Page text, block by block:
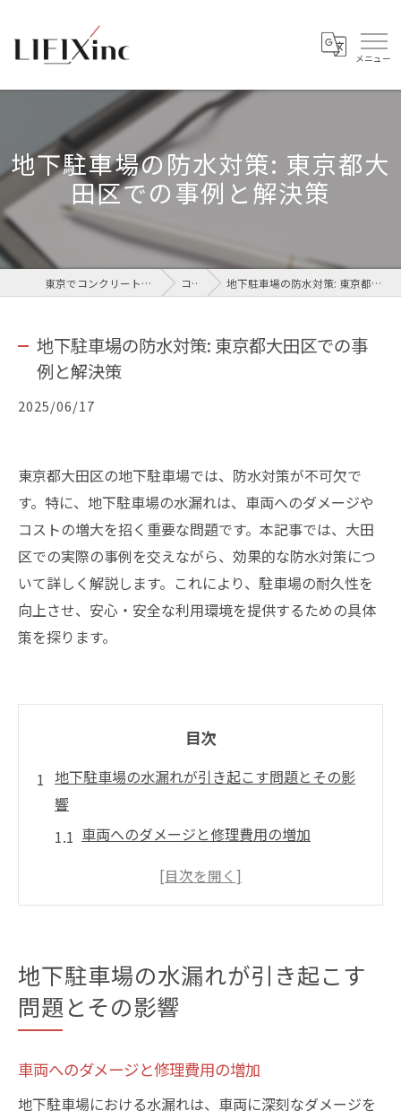
地下駐車場の防水対策: 東京都大
田区での事例と解決策
東京でコンクリートなら株式会社LIFIX コラム 地下駐車場の防水対策: 東京都大田区での事例と解決策
地下駐車場の防水対策: 東京都大田区での事
例と解決策
2025/06/17
東京都大田区の地下駐車場では、防水対策が不可欠で
す。特に、地下駐車場の水漏れは、車両へのダメージや
コストの増大を招く重要な問題です。本記事では、大田
区での実際の事例を交えながら、効果的な防水対策につ
いて詳しく解説します。これにより、駐車場の耐久性を
向上させ、安心・安全な利用環境を提供するための具体
策を探ります。
目次
地下駐車場の水漏れが引き起こす問題とその影
響
車両へのダメージと修理費用の増加
駐車場の劣化が引き起こす安全性の低下
環境への負担と長期的な影響
東京都大田区の地下駐車場で見られる水漏れの
地盤沈下による構造的な影響
老朽化による防水層の劣化
地下駐車場の水漏れが引き起こす
問題とその影響
車両へのダメージと修理費用の増加
地下駐車場における水漏れは、車両に深刻なダメージを